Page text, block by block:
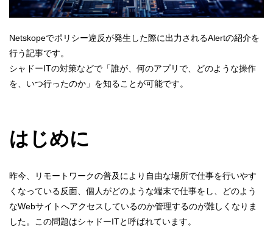
Netskopeでポリシー違反が発生した際に出力されるAlertの紹介を
行う記事です。
シャドーITの対策などで「誰が、何のアプリで、どのような操作
を、いつ行ったのか」を知ることが可能です。
はじめに
昨今、リモートワークの普及により自由な場所で仕事を行いやす
くなっている反面、個人がどのような端末で仕事をし、どのよう
なWebサイトへアクセスしているのか管理するのが難しくなりま
した。この問題はシャドーITと呼ばれています。